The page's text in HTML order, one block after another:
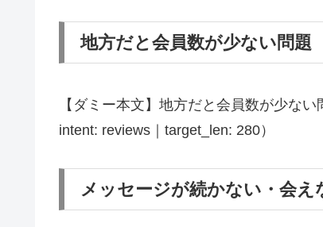
地方だと会員数が少ない問題
【ダミー本文】地方だと会員数が少な
intent: reviews｜target_len: 280）
メッセージが続かない・会え